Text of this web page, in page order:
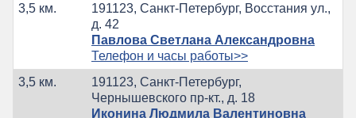
3,5 км.
191123, Санкт-Петербург, Восстания ул.,
д. 42
Павлова Светлана Александровна
Телефон и часы работы>>
3,5 км.
191123, Санкт-Петербург,
Чернышевского пр-кт., д. 18
Иконина Людмила Валентиновна